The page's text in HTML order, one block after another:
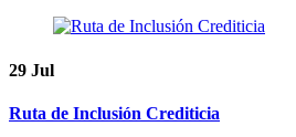
29 Jul
Ruta de Inclusión Crediticia